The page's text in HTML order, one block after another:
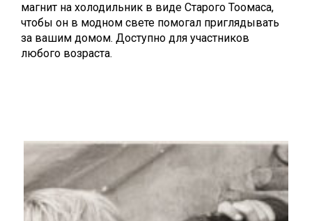
магнит на холодильник в виде Старого Тоомаса,
чтобы он в модном свете помогал приглядывать
за вашим домом. Доступно для участников
любого возраста.